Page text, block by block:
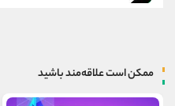
ممکن است علاقه‌مند باشید